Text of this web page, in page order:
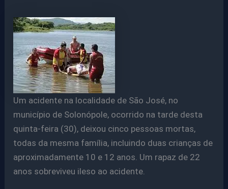
Um acidente na localidade de São José, no
município de Solonópole, ocorrido na tarde desta
quinta-feira (30), deixou cinco pessoas mortas,
todas da mesma família, incluindo duas crianças de
aproximadamente 10 e 12 anos. Um rapaz de 22
anos sobreviveu ileso ao acidente.